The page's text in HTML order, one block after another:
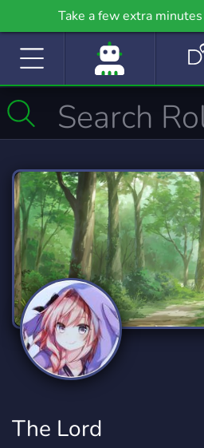
Take a few extra
community even further on
The Lord